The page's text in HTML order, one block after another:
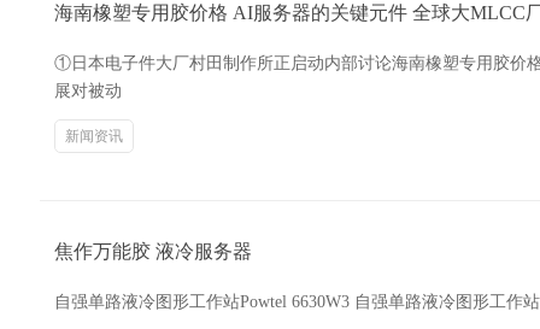
海南橡塑专用胶价格 AI服务器的关键元件 全球大MLCC
①日本电子件大厂村田制作所正启动内部讨论海南橡塑专用胶
展对被动
新闻资讯
焦作万能胶 液冷服务器
自强单路液冷图形工作站Powtel 6630W3 自强单路液冷图形工作